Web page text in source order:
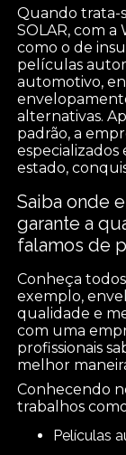
Quando trata-
SOLAR, com a
como o de
películas
automotivo,
alternativas.
padrão, a
especializados
estado,
Saiba onde
garante a
falamos de
Conheça
exemplo,
qualidade e
com uma
profissionais
melhor
Conhecendo
trabalhos
películas